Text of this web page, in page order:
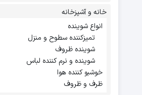
خانه و آشپزخانه
انواع شوینده
تمیزکننده سطوح و منزل
شوینده ظروف
شوینده و نرم کننده لباس
خوشبو کننده هوا
ظرف و ظروف